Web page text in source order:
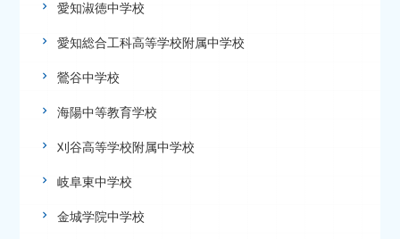
愛知淑徳中学校
愛知総合工科高等学校附属中学校
鶯谷中学校
海陽中等教育学校
刈谷高等学校附属中学校
岐阜東中学校
金城学院中学校